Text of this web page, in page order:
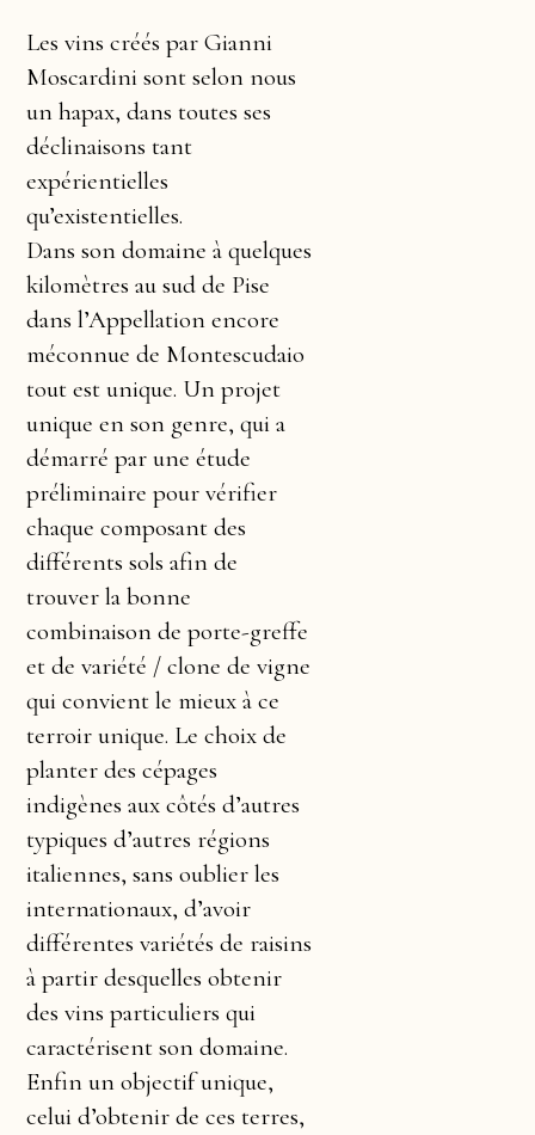
Les vins créés par Gianni
Moscardini sont selon nous
un hapax, dans toutes ses
déclinaisons tant
expérientielles
qu’existentielles.
Dans son domaine à quelques
kilomètres au sud de Pise
dans l’Appellation encore
méconnue de Montescudaio
tout est unique. Un projet
unique en son genre, qui a
démarré par une étude
préliminaire pour vérifier
chaque composant des
différents sols afin de
trouver la bonne
combinaison de porte-greffe
et de variété / clone de vigne
qui convient le mieux à ce
terroir unique. Le choix de
planter des cépages
indigènes aux côtés d’autres
typiques d’autres régions
italiennes, sans oublier les
internationaux, d’avoir
différentes variétés de raisins
à partir desquelles obtenir
des vins particuliers qui
caractérisent son domaine.
Enfin un objectif unique,
celui d’obtenir de ces terres,